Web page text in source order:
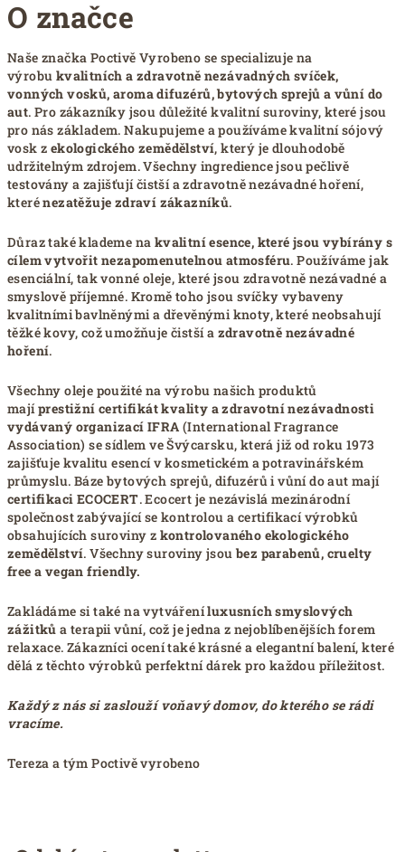
O značce
Naše značka Poctivě Vyrobeno se specializuje na
výrobu kvalitních a zdravotně nezávadných svíček,
vonných vosků, aroma difuzérů, bytových sprejů a vůní do
aut. Pro zákazníky jsou důležité kvalitní suroviny, které jsou
pro nás základem. Nakupujeme a používáme kvalitní sójový
vosk z ekologického zemědělství, který je dlouhodobě
udržitelným zdrojem. Všechny ingredience jsou pečlivě
testovány a zajišťují čistší a zdravotně nezávadné hoření,
kterénezatěžuje zdraví zákazníků.
Důraz také klademe na kvalitní esence, které jsou vybírány s
cílem vytvořit nezapomenutelnou atmosféru. Používáme jak
esenciální, tak vonné oleje, které jsou zdravotně nezávadné a
smyslově příjemné. Kromě toho jsou svíčky vybaveny
kvalitními bavlněnými a dřevěnými knoty, které neobsahují
těžké kovy, což umožňuje čistší a zdravotně nezávadné
hoření.
Všechny oleje použité na výrobu našich produktů
majíprestižní certifikát kvality a zdravotní nezávadnosti
vydávaný organizací IFRA (International Fragrance
Association) se sídlem ve Švýcarsku, která již od roku 1973
zajišťuje kvalitu esencí v kosmetickém a potravinářském
průmyslu. Báze bytových sprejů, difuzérů i vůní do aut mají
certifikaci ECOCERT. Ecocert je nezávislá mezinárodní
společnost zabývající se kontrolou a certifikací výrobků
obsahujících suroviny z kontrolovaného ekologického
zemědělství. Všechny suroviny jsoubez parabenů, cruelty
free a vegan friendly.
Zakládáme si také na vytvářeníluxusních smyslových
zážitků a terapii vůní, což je jedna z nejoblíbenějších forem
relaxace. Zákazníci ocení také krásné a elegantní balení, které
dělá z těchto výrobků perfektní dárek pro každou příležitost.
Každý z nás si zaslouží voňavý domov, do kterého se rádi
vracíme.
Tereza a tým Poctivě vyrobeno